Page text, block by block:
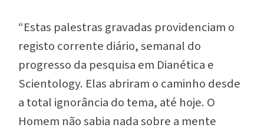
“Estas palestras gravadas providenciam o
registo corrente diário, semanal do
progresso da pesquisa em Dianética e
Scientology. Elas abriram o caminho desde
a total ignorância do tema, até hoje. O
Homem não sabia nada sobre a mente